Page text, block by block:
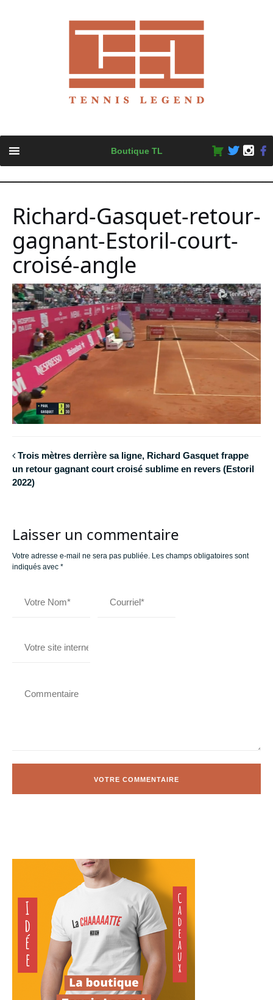
content
Boutique TL
Richard-Gasquet-retour-
gagnant-Estoril-court-
croisé-angle
Trois mètres derrière sa ligne, Richard Gasquet frappe
un retour gagnant court croisé sublime en revers (Estoril
2022)
Laisser un commentaire
Votre adresse e-mail ne sera pas publiée. Les champs obligatoires sont
indiqués avec *